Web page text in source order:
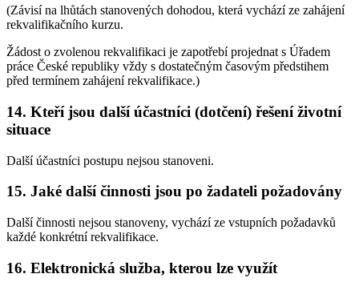
(Závisí na lhůtách stanovených dohodou, která vychází ze zahájení
rekvalifikačního kurzu.
Žádost o zvolenou rekvalifikaci je zapotřebí projednat s Úřadem
práce České republiky vždy s dostatečným časovým předstihem
před termínem zahájení rekvalifikace.)
14. Kteří jsou další účastníci (dotčení) řešení životní
situace
Další účastníci postupu nejsou stanoveni.
15. Jaké další činnosti jsou po žadateli požadovány
Další činnosti nejsou stanoveny, vychází ze vstupních požadavků
každé konkrétní rekvalifikace.
16. Elektronická služba, kterou lze využít